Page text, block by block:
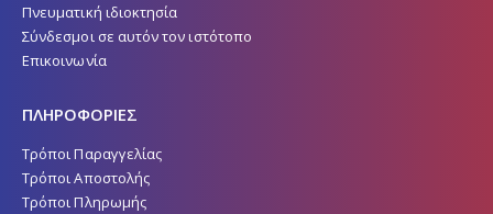
Πνευματική ιδιοκτησία
Σύνδεσμοι σε αυτόν τον ιστότοπο
Επικοινωνία
ΠΛΗΡΟΦΟΡΙΕΣ
Τρόποι Παραγγελίας
Τρόποι Αποστολής
Τρόποι Πληρωμής